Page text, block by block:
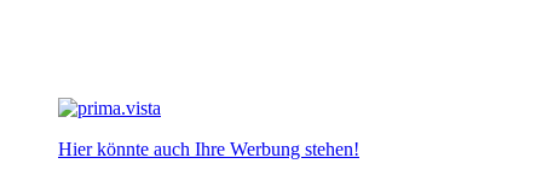
Hier könnte auch Ihre Werbung stehen!